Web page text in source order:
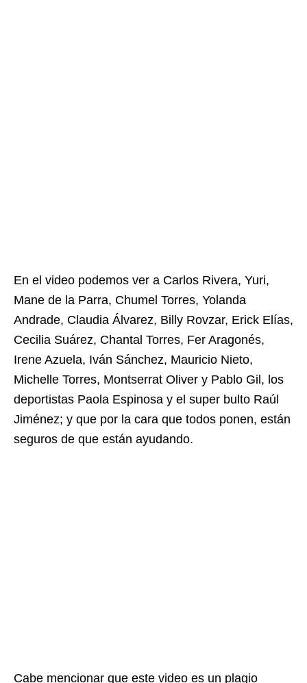
En el video podemos ver a Carlos Rivera, Yuri,
Mane de la Parra, Chumel Torres, Yolanda
Andrade, Claudia Álvarez, Billy Rovzar, Erick Elías,
Cecilia Suárez, Chantal Torres, Fer Aragonés,
Irene Azuela, Iván Sánchez, Mauricio Nieto,
Michelle Torres, Montserrat Oliver y Pablo Gil, los
deportistas Paola Espinosa y el super bulto Raúl
Jiménez; y que por la cara que todos ponen, están
seguros de que están ayudando.
Cabe mencionar que este video es un plagio